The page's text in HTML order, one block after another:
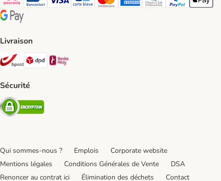
Payconiq Payment Method
bancontact Payment Method
Visa Payment Method
carte bleue Payment Method
Master card Payment Method
American express Payment
Diners club Payment
Paypal Payment
Apple
Google Pay Payment Method
Livraison
Bpost Shipping Method
DPD Shipping Method
Sécurité
Security
Qui sommes-nous ? Emplois
Corporate website
Mentions légales
Conditions Générales de Vente
DSA
Renoncer au contrat ici
Élimination des déchets Contact